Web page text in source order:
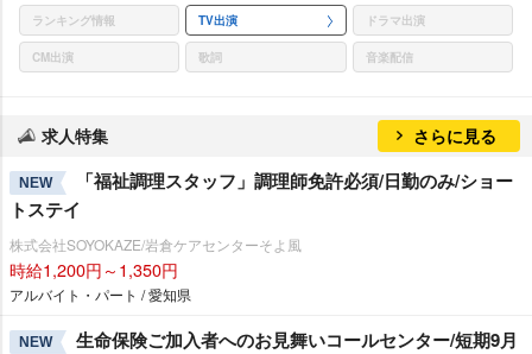
ランキング情報 TV出演 ドラマ出演
CM出演 歌詞 音楽配信
求人特集 さらに見る
NEW
「福祉調理スタッフ」調理師免許必須/日勤のみ/ショー
トステイ
株式会社SOYOKAZE/岩倉ケアセンターそよ風
時給1,200円～1,350円
アルバイト・パート / 愛知県
NEW
生命保険ご加入者へのお見舞いコールセンター/短期9月